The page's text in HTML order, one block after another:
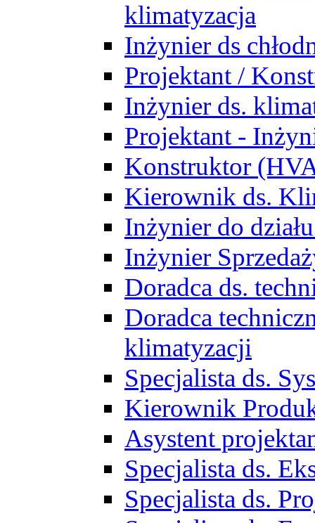
klimatyzacja
Inżynier ds
Projektant /
Inżynier ds.
Projektant -
Konstruktor
Kierownik ds.
Inżynier do
Inżynier
Doradca ds.
Doradca
klimatyzacji
Specjalista ds.
Kierownik
Asystent
Specjalista ds.
Specjalista ds.